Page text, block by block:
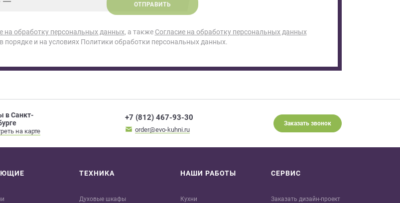
ОТПРАВИТЬ
на обработку персональных данных, а также Согласие на обработку персональных данных
в порядке и на условиях Политики обработки персональных данных.
в Санкт-
на карте
+7 (812) 467-93-30
order@evo-kuhni.ru
Заказать звонок
ТЕХНИКА
Духовые шкафы
НАШИ РАБОТЫ
Кухни
СЕРВИС
Заказать дизайн-проект